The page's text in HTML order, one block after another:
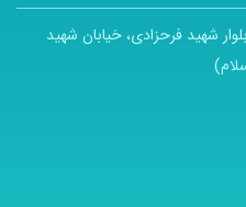
شهید فرحزادی، خیابان شهید